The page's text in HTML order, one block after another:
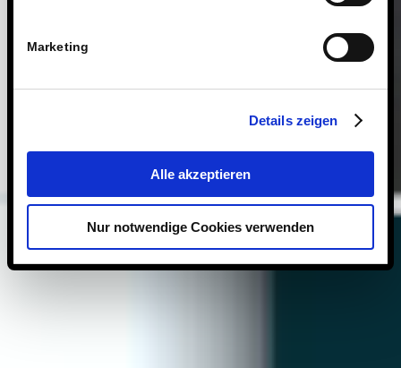
Marketing
Details zeigen
Alle akzeptieren
Nur notwendige Cookies verwenden